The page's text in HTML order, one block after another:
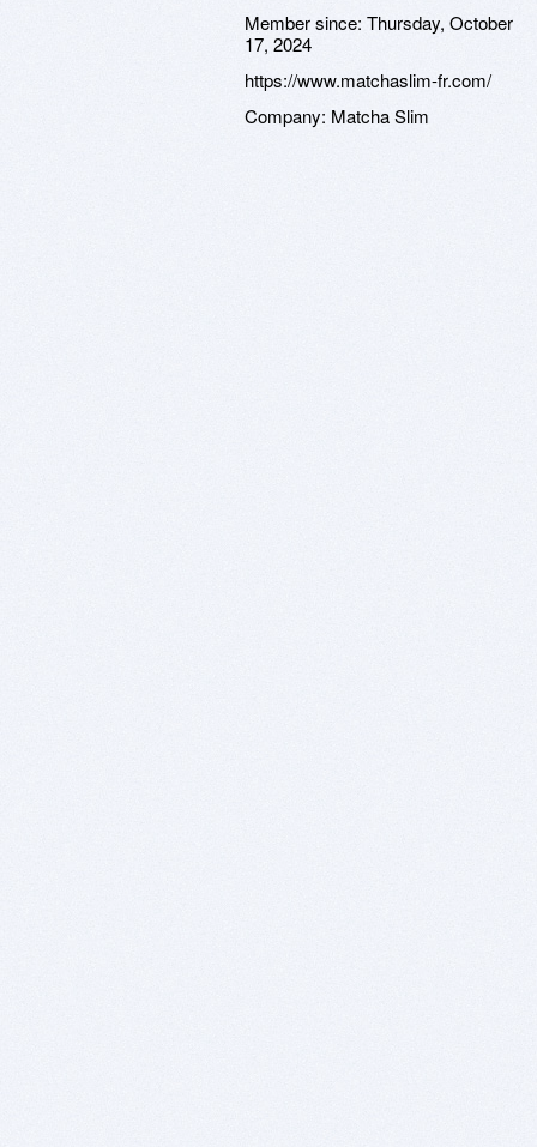
Member since: Thursday, October
17, 2024
https://www.matchaslim-fr.com/
Company: Matcha Slim